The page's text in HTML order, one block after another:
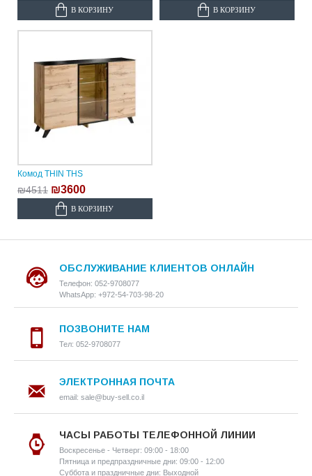
В КОРЗИНУ В КОРЗИНУ
Комод THIN THS
₪4511 ₪3600
В КОРЗИНУ
ОБСЛУЖИВАНИЕ КЛИЕНТОВ ОНЛАЙН
Телефон: 052-9708077
WhatsApp: +972-54-703-98-20
ПОЗВОНИТЕ НАМ
Тел: 052-9708077
ЭЛЕКТРОННАЯ ПОЧТА
email: sale@buy-sell.co.il
ЧАСЫ РАБОТЫ ТЕЛЕФОННОЙ ЛИНИИ
Воскресенье - Четверг: 09:00 - 18:00
Пятница и предпраздничные дни: 09:00 - 12:00
Суббота и праздничные дни: Выходной